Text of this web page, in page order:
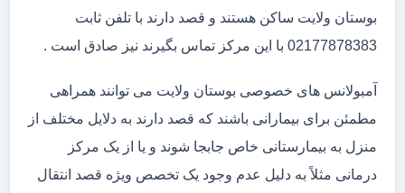
بوستان ولایت ساکن هستند و قصد دارند با تلفن ثابت
02177878383 با این مرکز تماس بگیرند نیز صادق است .
آمبولانس های خصوصی بوستان ولایت می توانند همراهی
مطمئن برای بیمارانی باشند که قصد دارند به دلایل مختلف از
منزل به بیمارستانی خاص جابجا شوند و یا از یک مرکز
درمانی مثلاً به دلیل عدم وجود یک تخصص ویژه قصد انتقال